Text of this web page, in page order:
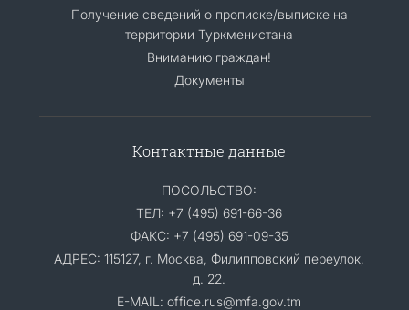
Получение сведений о прописке/выписке на
территории Туркменистана
Вниманию граждан!
Документы
Контактные данные
ПОСОЛЬСТВО:
ТЕЛ: +7 (495) 691-66-36
ФАКС: +7 (495) 691-09-35
АДРЕС: 115127, г. Москва, Филипповский переулок,
д. 22.
E-MAIL: office.rus@mfa.gov.tm